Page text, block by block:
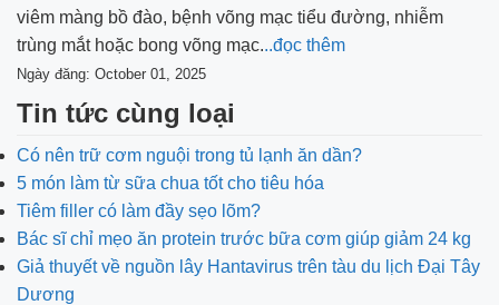
viêm màng bồ đào, bệnh võng mạc tiểu đường, nhiễm
trùng mắt hoặc bong võng mạc...đọc thêm
Ngày đăng: October 01, 2025
Tin tức cùng loại
Có nên trữ cơm nguội trong tủ lạnh ăn dần?
5 món làm từ sữa chua tốt cho tiêu hóa
Tiêm filler có làm đầy sẹo lõm?
Bác sĩ chỉ mẹo ăn protein trước bữa cơm giúp giảm 24 kg
Giả thuyết về nguồn lây Hantavirus trên tàu du lịch Đại Tây
Dương